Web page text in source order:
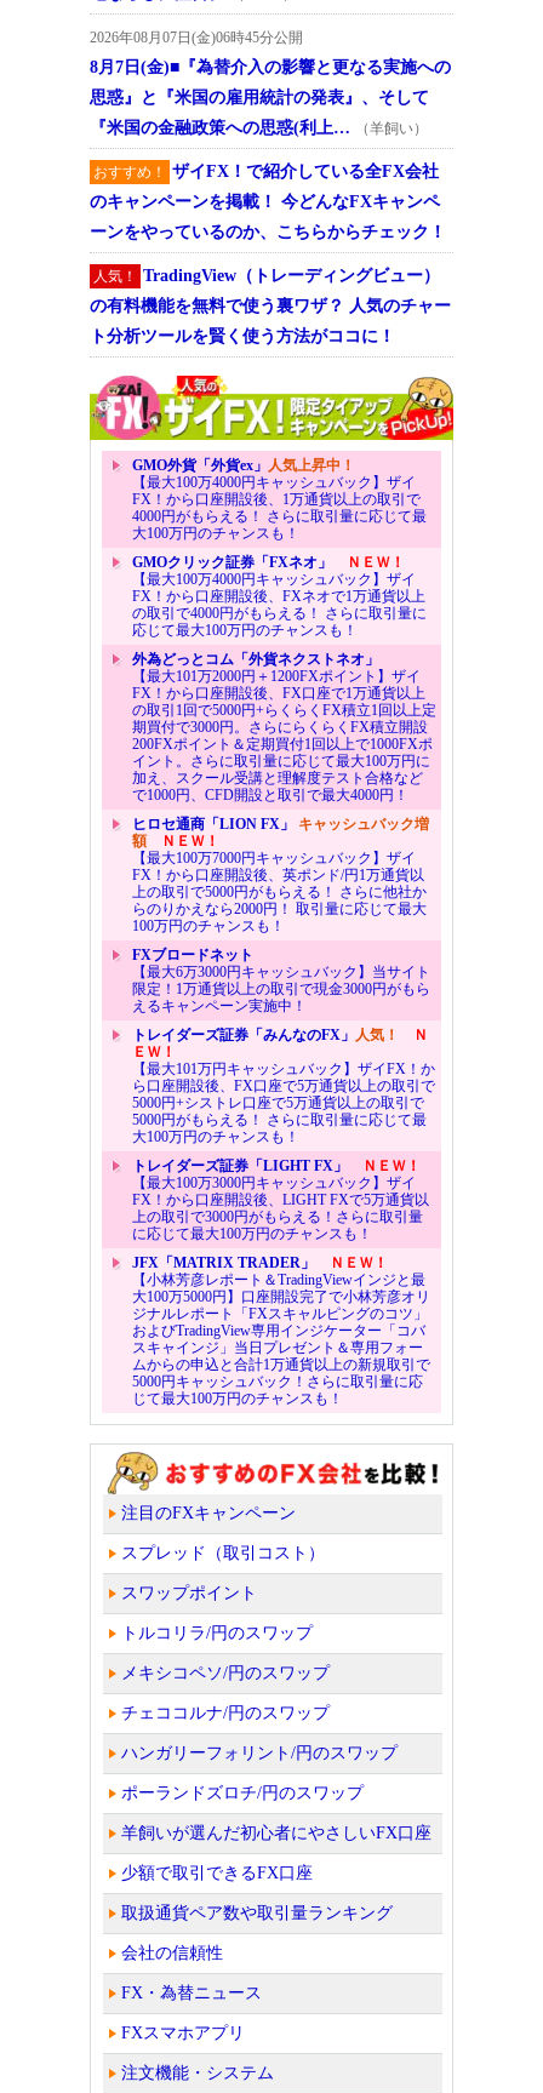
2026年08月07日(金)06時45分公開
8月7日(金)■『為替介入の影響と更なる実施への
思惑』と『米国の雇用統計の発表』、そして
『米国の金融政策への思惑(利上…
（羊飼い）
おすすめ！
ザイFX！で紹介している全FX会社
のキャンペーンを掲載！ 今どんなFXキャンペ
ーンをやっているのか、こちらからチェック！
人気！
TradingView（トレーディングビュー）
の有料機能を無料で使う裏ワザ？ 人気のチャー
ト分析ツールを賢く使う方法がココに！
GMO外貨「外貨ex」 人気上昇中！
【最大100万4000円キャッシュバック】ザイ
FX！から口座開設後、1万通貨以上の取引で
4000円がもらえる！ さらに取引量に応じて最
大100万円のチャンスも！
GMOクリック証券「FXネオ」
ＮＥＷ！
【最大100万4000円キャッシュバック】ザイ
FX！から口座開設後、FXネオで1万通貨以上
の取引で4000円がもらえる！ さらに取引量に
応じて最大100万円のチャンスも！
外為どっとコム「外貨ネクストネオ」
【最大101万2000円＋1200FXポイント】ザイ
FX！から口座開設後、FX口座で1万通貨以上
の取引1回で5000円+らくらくFX積立1回以上定
期買付で3000円。さらにらくらくFX積立開設
200FXポイント＆定期買付1回以上で1000FXポ
イント。さらに取引量に応じて最大100万円に
加え、スクール受講と理解度テスト合格など
で1000円、CFD開設と取引で最大4000円！
ヒロセ通商「LION FX」 キャッシュバック増
額ＮＥＷ！
【最大100万7000円キャッシュバック】ザイ
FX！から口座開設後、英ポンド/円1万通貨以
上の取引で5000円がもらえる！ さらに他社か
らのりかえなら2000円！ 取引量に応じて最大
100万円のチャンスも！
FXブロードネット
【最大6万3000円キャッシュバック】当サイト
限定！1万通貨以上の取引で現金3000円がもら
えるキャンペーン実施中！
トレイダーズ証券「みんなのFX」 人気！
Ｎ
ＥＷ！
【最大101万円キャッシュバック】ザイFX！か
ら口座開設後、FX口座で5万通貨以上の取引で
5000円+シストレ口座で5万通貨以上の取引で
5000円がもらえる！ さらに取引量に応じて最
大100万円のチャンスも！
トレイダーズ証券「LIGHT FX」
ＮＥＷ！
【最大100万3000円キャッシュバック】ザイ
FX！から口座開設後、LIGHT FXで5万通貨以
上の取引で3000円がもらえる！さらに取引量
に応じて最大100万円のチャンスも！
JFX「MATRIX TRADER」
ＮＥＷ！
【小林芳彦レポート＆TradingViewインジと最
大100万5000円】口座開設完了で小林芳彦オリ
ジナルレポート「FXスキャルピングのコツ」
およびTradingView専用インジケーター「コバ
スキャインジ」当日プレゼント＆専用フォー
ムからの申込と合計1万通貨以上の新規取引で
5000円キャッシュバック！さらに取引量に応
じて最大100万円のチャンスも！
注目のFXキャンペーン
スプレッド（取引コスト）
スワップポイント
トルコリラ/円のスワップ
メキシコペソ/円のスワップ
チェココルナ/円のスワップ
ハンガリーフォリント/円のスワップ
ポーランドズロチ/円のスワップ
羊飼いが選んだ初心者にやさしいFX口座
少額で取引できるFX口座
取扱通貨ペア数や取引量ランキング
会社の信頼性
FX・為替ニュース
FXスマホアプリ
注文機能・システム